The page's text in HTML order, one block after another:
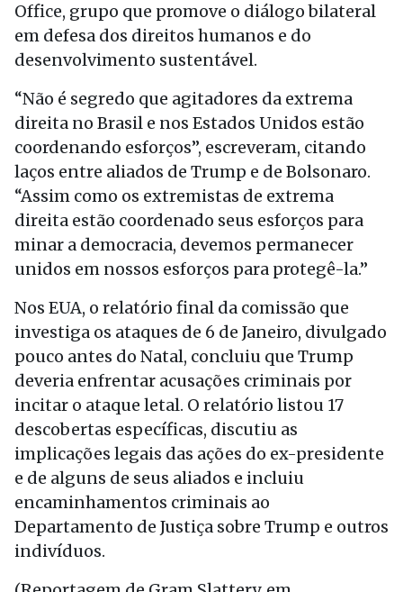
Office, grupo que promove o diálogo bilateral
em defesa dos direitos humanos e do
desenvolvimento sustentável.
“Não é segredo que agitadores da extrema
direita no Brasil e nos Estados Unidos estão
coordenando esforços”, escreveram, citando
laços entre aliados de Trump e de Bolsonaro.
“Assim como os extremistas de extrema
direita estão coordenado seus esforços para
minar a democracia, devemos permanecer
unidos em nossos esforços para protegê-la.”
Nos EUA, o relatório final da comissão que
investiga os ataques de 6 de Janeiro, divulgado
pouco antes do Natal, concluiu que Trump
deveria enfrentar acusações criminais por
incitar o ataque letal. O relatório listou 17
descobertas específicas, discutiu as
implicações legais das ações do ex-presidente
e de alguns de seus aliados e incluiu
encaminhamentos criminais ao
Departamento de Justiça sobre Trump e outros
indivíduos.